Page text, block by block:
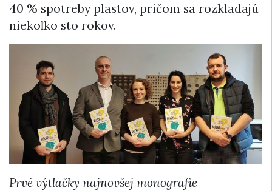
40 % spotreby plastov, pričom sa rozkladajú
niekoľko sto rokov.
Prvé výtlačky najnovšej monografie